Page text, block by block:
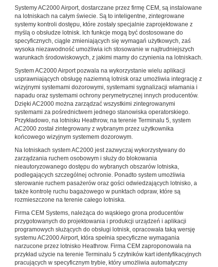
Systemy AC2000 Airport, dostarczane przez firmę CEM, są instalowane
na lotniskach na całym świecie. Są to inteligentne, zintegrowane
systemy kontroli dostępu, które zostały specjalnie zaprojektowane z
myślą o obsłudze lotnisk. Ich funkcje mogą być dostosowane do
specyficznych, ciągle zmieniających się wymagań użytkowych, zaś
wysoka niezawodność umożliwia ich stosowanie w najtrudniejszych
warunkach środowiskowych, z jakimi mamy do czynienia na lotniskach.
System AC2000 Airport pozwala na wykorzystanie wielu aplikacji
usprawniających obsługę naziemną lotnisk oraz umożliwia integrację z
wizyjnymi systemami dozorowymi, systemami sygnalizacji włamania i
napadu oraz systemami ochrony perymetrycznej innych producentów.
Dzięki AC2000 można zarządzać wszystkimi zintegrowanymi
systemami za pośrednictwem jednego stanowiska operatorskiego.
Przykładowo, na lotnisku Heathrow, na terenie Terminalu 5, system
AC2000 został zintegrowany z wybranym przez użytkownika
końcowego wizyjnym systemem dozorowym.
Na lotniskach system AC2000 jest zazwyczaj wykorzystywany do
zarządzania ruchem osobowym i służy do blokowania
nieautoryzowanego dostępu do wybranych obszarów lotniska,
podlegających szczególnej ochronie. Ponadto system umożliwia
sterowanie ruchem pasażerów oraz gości odwiedzających lotnisko, a
także kontrolę ruchu bagażowego w punktach odpraw, które są
rozmieszczone na terenie całego lotniska.
Firma CEM Systems, należąca do wąskiego grona producentów
przygotowanych do projektowania i produkcji urządzeń i aplikacji
programowych służących do obsługi lotnisk, opracowała taką wersję
systemu AC2000 Airport, która spełnia specyficzne wymagania
narzucone przez lotnisko Heathrow. Firma CEM zaproponowała na
przykład użycie na terenie Terminalu 5 czytników kart identyfikacyjnych
pracujących w specyficznym trybie, który umożliwia automatyczny